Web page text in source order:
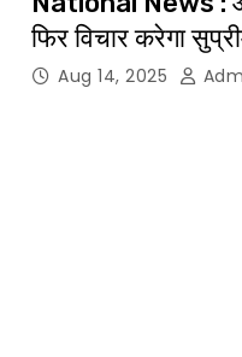
फिर विचार करेगा
Aug 14, 2025